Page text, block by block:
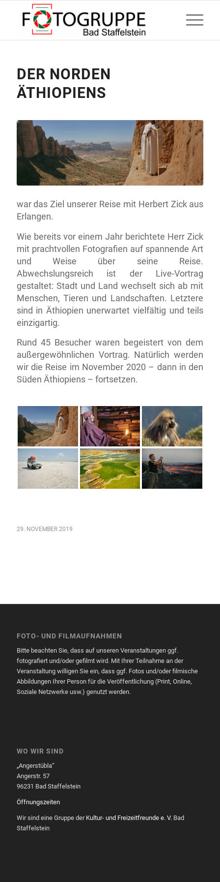
DER NORDEN
ÄTHIOPIENS
war das Ziel unserer Reise mit Herbert Zick aus
Erlangen.
Wie bereits vor einem Jahr berichtete Herr Zick
mit prachtvollen Fotografien auf spannende Art
und Weise über seine Reise.
Abwechslungsreich ist der Live-Vortrag
gestaltet: Stadt und Land wechselt sich ab mit
Menschen, Tieren und Landschaften. Letztere
sind in Äthiopien unerwartet vielfältig und teils
einzigartig.
Rund 45 Besucher waren begeistert von dem
außergewöhnlichen Vortrag. Natürlich werden
wir die Reise im November 2020 – dann in den
Süden Äthiopiens – fortsetzen.
29. NOVEMBER 2019
FOTO- UND FILMAUFNAHMEN
Bitte beachten Sie, dass auf unseren Veranstaltungen ggf.
fotografiert und/oder gefilmt wird. Mit Ihrer Teilnahme an der
Veranstaltung willigen Sie ein, dass ggf. Fotos und/oder filmische
Abbildungen Ihrer Person für die Veröffentlichung (Print, Online,
Soziale Netzwerke usw.) genutzt werden.
WO WIR SIND
„Angerstübla“
Angerstr. 57
96231 Bad Staffelstein
Öffnungszeiten
Wir sind eine Gruppe der Kultur- und Freizeitfreunde e. V.Bad
Staffelstein